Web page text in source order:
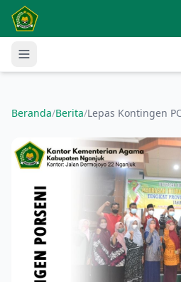
Langsung ke konten utama
Beranda/Berita/